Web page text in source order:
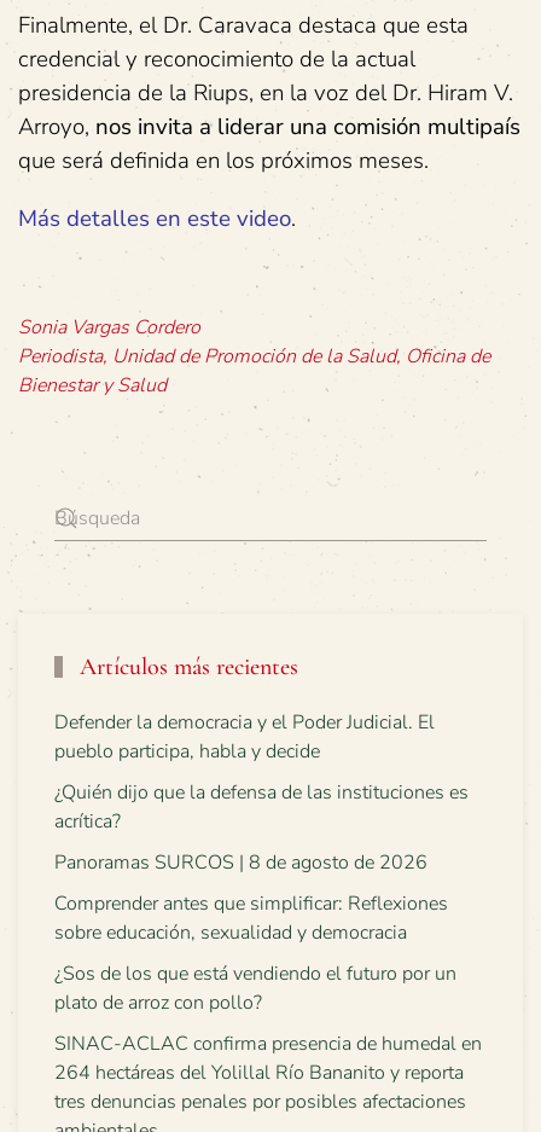
Finalmente, el Dr. Caravaca destaca que esta
credencial y reconocimiento de la actual
presidencia de la Riups, en la voz del Dr. Hiram V.
Arroyo, nos invita a liderar una comisión multipaís
que será definida en los próximos meses.
Más detalles en este video.
Sonia Vargas Cordero
Periodista, Unidad de Promoción de la Salud, Oficina de
Bienestar y Salud
Artículos más recientes
Defender la democracia y el Poder Judicial. El
pueblo participa, habla y decide
¿Quién dijo que la defensa de las instituciones es
acrítica?
Panoramas SURCOS | 8 de agosto de 2026
Comprender antes que simplificar: Reflexiones
sobre educación, sexualidad y democracia
¿Sos de los que está vendiendo el futuro por un
plato de arroz con pollo?
SINAC-ACLAC confirma presencia de humedal en
264 hectáreas del Yolillal Río Bananito y reporta
tres denuncias penales por posibles afectaciones